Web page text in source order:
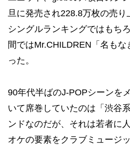
旦に発売され228.8万枚の売り
シングルランキングではもち
間ではMr.CHILDREN「名も
った。
90年代半ばのJ-POPシーンを
いて席巻していたのは「渋谷
ンドなのだが、それは若者に
オケの要素をクラブミュージ